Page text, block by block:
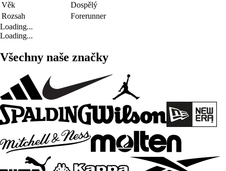
Věk
Dospělý
Rozsah
Forerunner
Loading...
Loading...
Všechny naše značky